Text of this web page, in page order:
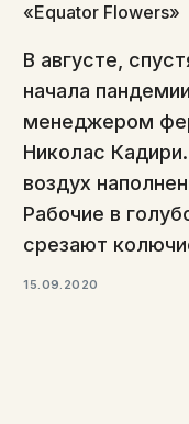
«Equator Flowers»
В августе,
начала
менеджером
Николас
воздух
Рабочие в
срезают
15.09.2020